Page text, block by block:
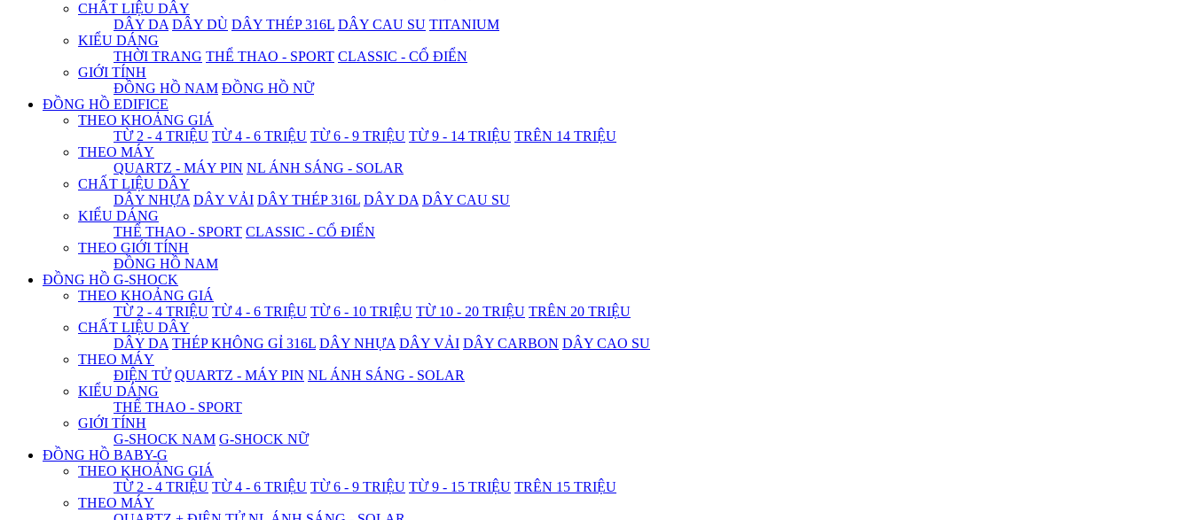
CHẤT LIỆU DÂY
DÂY DA DÂY DÙ DÂY THÉP 316L DÂY CAU SU TITANIUM
KIỂU DÁNG
THỜI TRANG THỂ THAO - SPORT CLASSIC - CỔ ĐIỂN
GIỚI TÍNH
ĐỒNG HỒ NAM ĐỒNG HỒ NỮ
ĐỒNG HỒ EDIFICE
THEO KHOẢNG GIÁ
TỪ 2 - 4 TRIỆU TỪ 4 - 6 TRIỆU TỪ 6 - 9 TRIỆU TỪ 9 - 14 TRIỆU TRÊN 14 TRIỆU
THEO MÁY
QUARTZ - MÁY PIN NL ÁNH SÁNG - SOLAR
CHẤT LIỆU DÂY
DÂY NHỰA DÂY VẢI DÂY THÉP 316L DÂY DA DÂY CAU SU
KIỂU DÁNG
THỂ THAO - SPORT CLASSIC - CỔ ĐIỂN
THEO GIỚI TÍNH
ĐỒNG HỒ NAM
ĐỒNG HỒ G-SHOCK
THEO KHOẢNG GIÁ
TỪ 2 - 4 TRIỆU TỪ 4 - 6 TRIỆU TỪ 6 - 10 TRIỆU TỪ 10 - 20 TRIỆU TRÊN 20 TRIỆU
CHẤT LIỆU DÂY
DÂY DA THÉP KHÔNG GỈ 316L DÂY NHỰA DÂY VẢI DÂY CARBON DÂY CAO SU
THEO MÁY
ĐIỆN TỬ QUARTZ - MÁY PIN NL ÁNH SÁNG - SOLAR
KIỂU DÁNG
THỂ THAO - SPORT
GIỚI TÍNH
G-SHOCK NAM G-SHOCK NỮ
ĐỒNG HỒ BABY-G
THEO KHOẢNG GIÁ
TỪ 2 - 4 TRIỆU TỪ 4 - 6 TRIỆU TỪ 6 - 9 TRIỆU TỪ 9 - 15 TRIỆU TRÊN 15 TRIỆU
THEO MÁY